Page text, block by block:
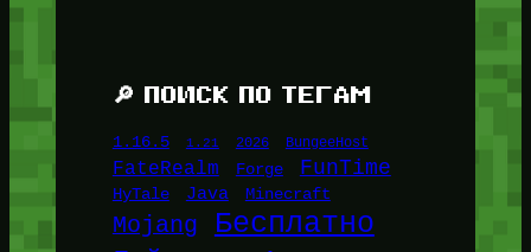
🔎 ПОИСК ПО ТЕГАМ
1.16.5 1.21 2026 BungeeHost
FateRealm Forge FunTime
HyTale Java Minecraft
Mojang Бесплатно